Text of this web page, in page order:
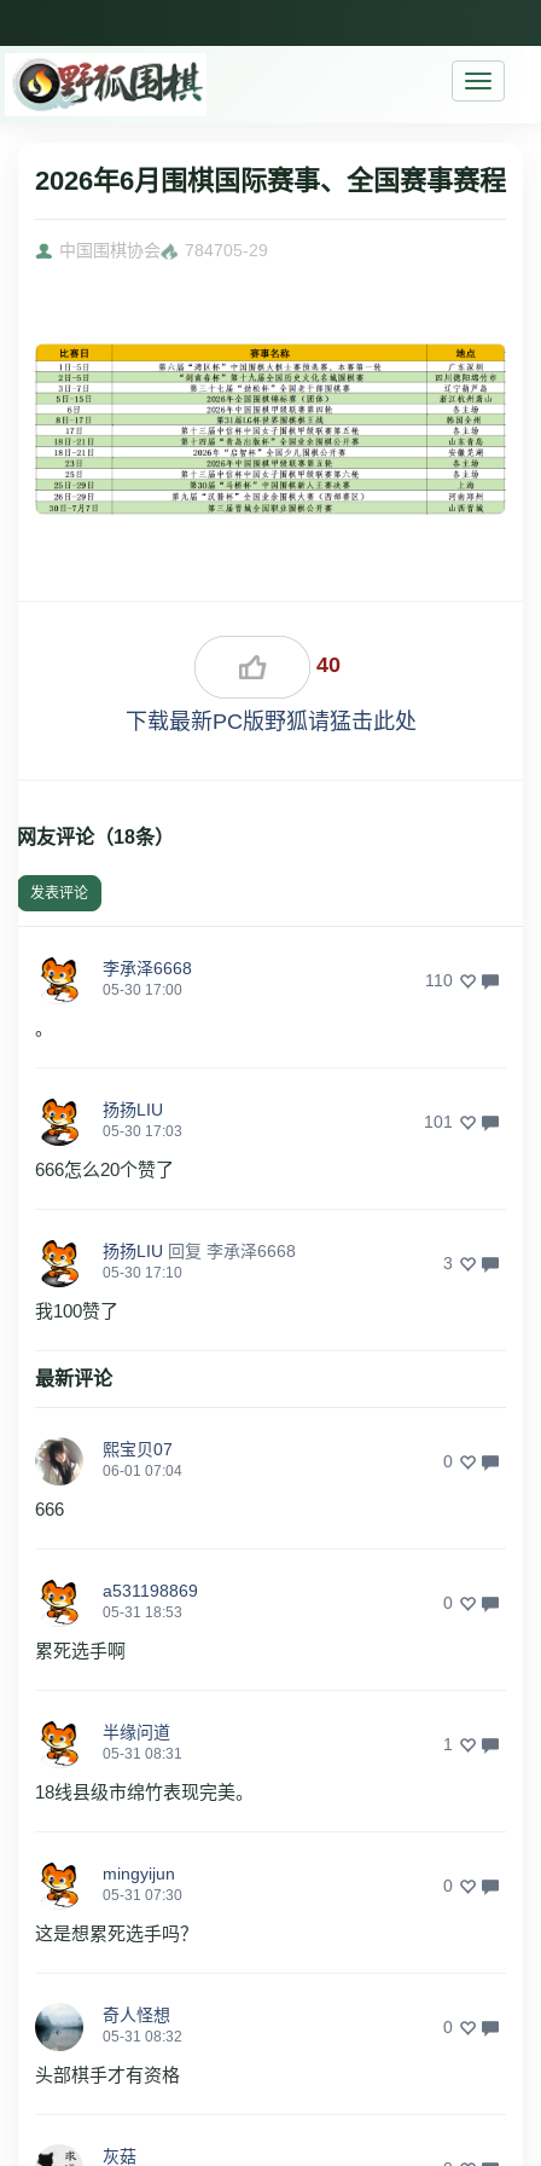
Toggle
2026年6月围棋国际赛事、全国赛事赛程
中国围棋协会 784705-29
40
下载最新PC版野狐请猛击此处
网友评论（18条）
发表评论
李承泽6668
05-30 17:00 110
。
扬扬LIU
05-30 17:03 101
666怎么20个赞了
扬扬LIU 回复 李承泽6668
05-30 17:10 3
我100赞了
最新评论
熙宝贝07
06-01 07:04 0
666
a531198869
05-31 18:53 0
累死选手啊
半缘问道
05-31 08:31 1
18线县级市绵竹表现完美。
mingyijun
05-31 07:30 0
这是想累死选手吗？
奇人怪想
05-31 08:32 0
头部棋手才有资格
灰菇